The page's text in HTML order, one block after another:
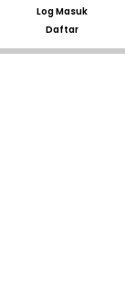
Log Masuk
Daftar